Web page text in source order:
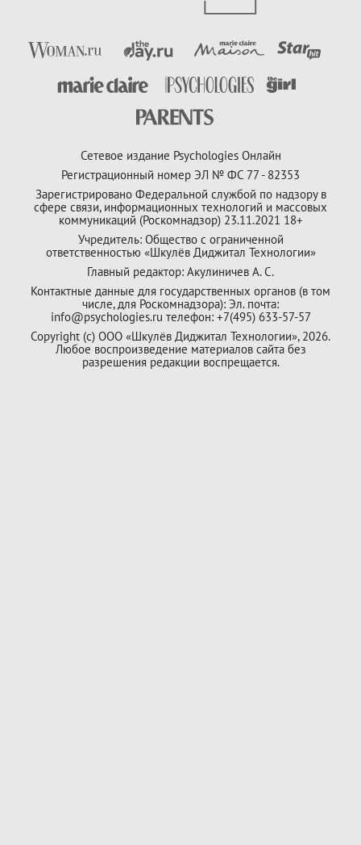
Сетевое издание Psychologies Онлайн
Регистрационный номер ЭЛ № ФС 77 - 82353
Зарегистрировано Федеральной службой по надзору в
сфере связи, информационных технологий и массовых
коммуникаций (Роскомнадзор) 23.11.2021 18+
Учредитель: Общество с ограниченной
ответственностью «Шкулёв Диджитал Технологии»
Главный редактор: Акулиничев А. С.
Контактные данные для государственных органов (в том
числе, для Роскомнадзора): Эл. почта:
info@psychologies.ru телефон: +7(495) 633-57-57
Copyright (с) ООО «Шкулёв Диджитал Технологии», 2026.
Любое воспроизведение материалов сайта без
разрешения редакции воспрещается.